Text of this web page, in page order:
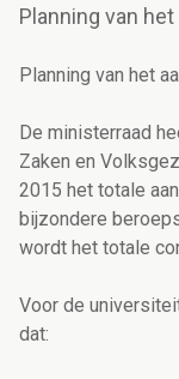
Planning van
Planning van het
De ministerraad
Zaken en
2015 het totale
bijzondere
wordt het totale
Voor de
dat: